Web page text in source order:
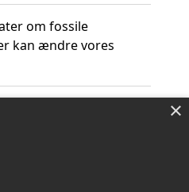
om fossile
kan ændre vores
×